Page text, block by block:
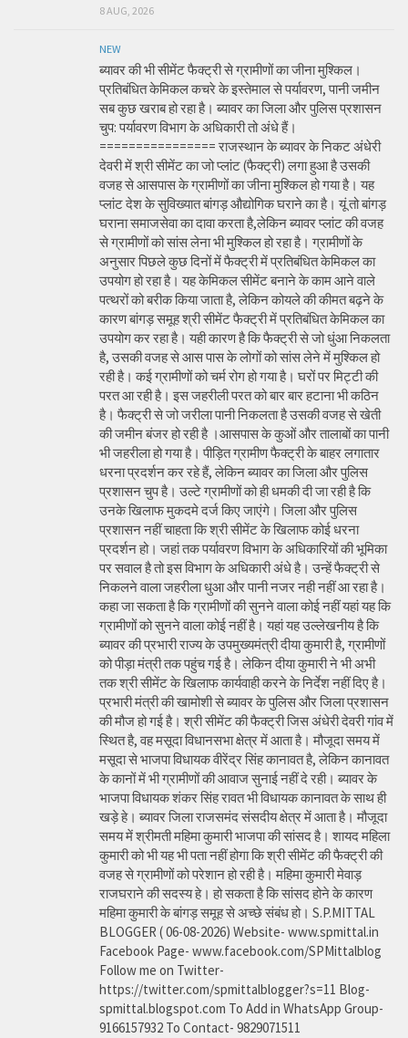
8 AUG, 2026
NEW
ब्यावर की भी सीमेंट फैक्ट्री से ग्रामीणों का जीना मुश्किल।
प्रतिबंधित केमिकल कचरे के इस्तेमाल से पर्यावरण, पानी जमीन
सब कुछ खराब हो रहा है। ब्यावर का जिला और पुलिस प्रशासन
चुप: पर्यावरण विभाग के अधिकारी तो अंधे हैं।
================ राजस्थान के ब्यावर के निकट अंधेरी
देवरी में श्री सीमेंट का जो प्लांट (फैक्ट्री) लगा हुआ है उसकी
वजह से आसपास के ग्रामीणों का जीना मुश्किल हो गया है। यह
प्लांट देश के सुविख्यात बांगड़ औद्योगिक घराने का है। यूं तो बांगड़
घराना समाजसेवा का दावा करता है,लेकिन ब्यावर प्लांट की वजह
से ग्रामीणों को सांस लेना भी मुश्किल हो रहा है। ग्रामीणों के
अनुसार पिछले कुछ दिनों में फैक्ट्री में प्रतिबंधित केमिकल का
उपयोग हो रहा है। यह केमिकल सीमेंट बनाने के काम आने वाले
पत्थरों को बरीक किया जाता है, लेकिन कोयले की कीमत बढ़ने के
कारण बांगड़ समूह श्री सीमेंट फैक्ट्री में प्रतिबंधित केमिकल का
उपयोग कर रहा है। यही कारण है कि फैक्ट्री से जो धुंआ निकलता
है, उसकी वजह से आस पास के लोगों को सांस लेने में मुश्किल हो
रही है। कई ग्रामीणों को चर्म रोग हो गया है। घरों पर मिट्टी की
परत आ रही है। इस जहरीली परत को बार बार हटाना भी कठिन
है। फैक्ट्री से जो जरीला पानी निकलता है उसकी वजह से खेती
की जमीन बंजर हो रही है ।आसपास के कुओं और तालाबों का पानी
भी जहरीला हो गया है। पीड़ित ग्रामीण फैक्ट्री के बाहर लगातार
धरना प्रदर्शन कर रहे हैं, लेकिन ब्यावर का जिला और पुलिस
प्रशासन चुप है। उल्टे ग्रामीणों को ही धमकी दी जा रही है कि
उनके खिलाफ मुकदमे दर्ज किए जाएंगे। जिला और पुलिस
प्रशासन नहीं चाहता कि श्री सीमेंट के खिलाफ कोई धरना
प्रदर्शन हो। जहां तक पर्यावरण विभाग के अधिकारियों की भूमिका
पर सवाल है तो इस विभाग के अधिकारी अंधे है। उन्हें फैक्ट्री से
निकलने वाला जहरीला धुआ और पानी नजर नही नहीं आ रहा है।
कहा जा सकता है कि ग्रामीणों की सुनने वाला कोई नहीं यहां यह कि
ग्रामीणों को सुनने वाला कोई नहीं है। यहां यह उल्लेखनीय है कि
ब्यावर की प्रभारी राज्य के उपमुख्यमंत्री दीया कुमारी है, ग्रामीणों
को पीड़ा मंत्री तक पहुंच गई है। लेकिन दीया कुमारी ने भी अभी
तक श्री सीमेंट के खिलाफ कार्यवाही करने के निर्देश नहीं दिए है।
प्रभारी मंत्री की खामोशी से ब्यावर के पुलिस और जिला प्रशासन
की मौज हो गई है। श्री सीमेंट की फैक्ट्री जिस अंधेरी देवरी गांव में
स्थित है, वह मसूदा विधानसभा क्षेत्र में आता है। मौजूदा समय में
मसूदा से भाजपा विधायक वीरेंद्र सिंह कानावत है, लेकिन कानावत
के कानों में भी ग्रामीणों की आवाज सुनाई नहीं दे रही। ब्यावर के
भाजपा विधायक शंकर सिंह रावत भी विधायक कानावत के साथ ही
खड़े हे। ब्यावर जिला राजसमंद संसदीय क्षेत्र में आता है। मौजूदा
समय में श्रीमती महिमा कुमारी भाजपा की सांसद है। शायद महिला
कुमारी को भी यह भी पता नहीं होगा कि श्री सीमेंट की फैक्ट्री की
वजह से ग्रामीणों को परेशान हो रही है। महिमा कुमारी मेवाड़
राजघराने की सदस्य हे। हो सकता है कि सांसद होने के कारण
महिमा कुमारी के बांगड़ समूह से अच्छे संबंध हो। S.P.MITTAL
BLOGGER ( 06-08-2026) Website- www.spmittal.in
Facebook Page- www.facebook.com/SPMittalblog
Follow me on Twitter-
https://twitter.com/spmittalblogger?s=11 Blog-
spmittal.blogspot.com To Add in WhatsApp Group-
9166157932 To Contact- 9829071511